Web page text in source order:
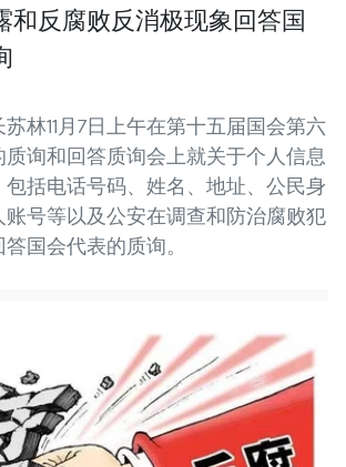
和反腐败反消极现象回答国
林11月7日上午在第十五届国会第六
询和回答质询会上就关于个人信息
括电话号码、姓名、地址、公民身
号等以及公安在调查和防治腐败犯
国会代表的质询。